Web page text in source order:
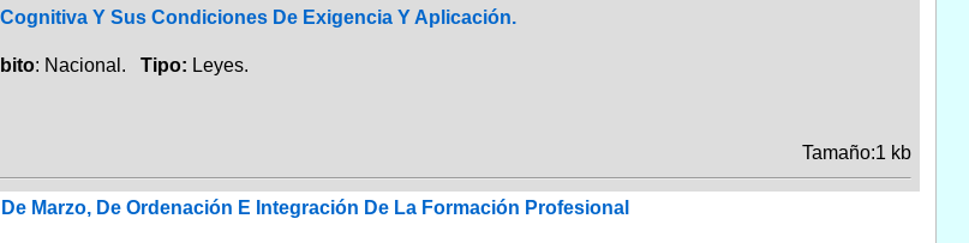
Y Sus Condiciones De Exigencia Y Aplicación.
: Nacional. Tipo: Leyes.
Tamaño:1 kb
Marzo, De Ordenación E Integración De La Formación Profesional